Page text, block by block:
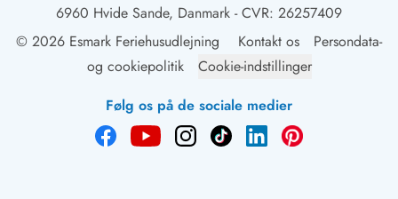
6960 Hvide Sande, Danmark - CVR: 26257409
© 2026 Esmark Feriehusudlejning
Kontakt os
Persondata-
og cookiepolitik
Cookie-indstillinger
Følg os på de sociale medier